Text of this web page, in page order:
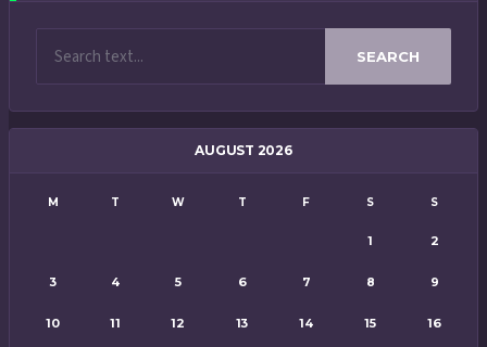
SEARCH
AUGUST 2026
M T W T F S S
1 2
3 4 5 6 7 8 9
10 11 12 13 14 15 16